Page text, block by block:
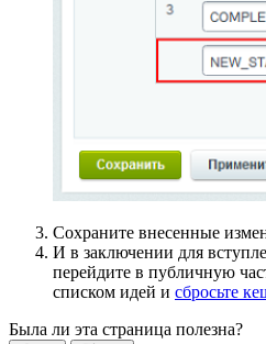
Сохраните внесенные
И в заключении для
перейдите в публичную
списком идей и сбросьте
Была ли эта страница полезна?